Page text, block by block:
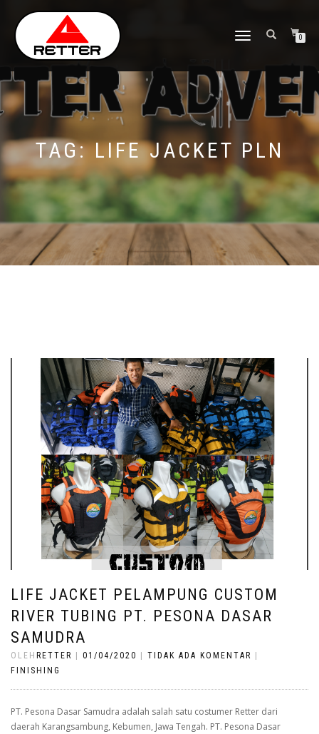
NAVIGASI
0
TAG:LIFE JACKET PLN
LIFE JACKET PELAMPUNG CUSTOM
RIVER TUBING PT. PESONA DASAR
SAMUDRA
OLEH RETTER 01/04/2020 TIDAK ADA KOMENTAR
FINISHING
PT. Pesona Dasar Samudra adalah salah satu costumer Retter dari
daerah Karangsambung, Kebumen, Jawa Tengah. PT. Pesona Dasar